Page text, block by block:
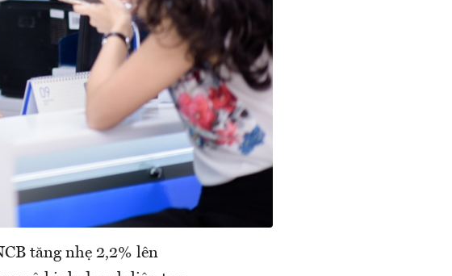
tăng nhẹ 2,2% lên